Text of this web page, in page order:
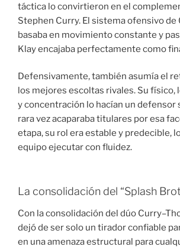
táctica lo convirtieron en el
Stephen Curry. El sistema ofensivo de
basaba en movimiento constante y
Klay encajaba perfectamente como
Defensivamente, también asumía el
los mejores escoltas rivales. Su físico,
y concentración lo hacían un defensor
rara vez acaparaba titulares por esa
etapa, su rol era estable y predecible,
equipo ejecutar con fluidez.
La consolidación del “Splash
Con la consolidación del dúo
dejó de ser solo un tirador confiable
en una amenaza estructural para